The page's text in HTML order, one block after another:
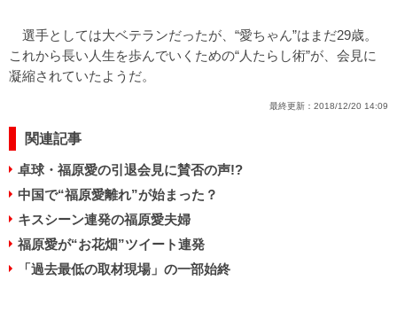
選手としては大ベテランだったが、“愛ちゃん”はまだ29歳。
これから長い人生を歩んでいくための“人たらし術”が、会見に
凝縮されていたようだ。
最終更新： 2018/12/20 14:09
関連記事
卓球・福原愛の引退会見に賛否の声!?
中国で“福原愛離れ”が始まった？
キスシーン連発の福原愛夫婦
福原愛が“お花畑”ツイート連発
「過去最低の取材現場」の一部始終